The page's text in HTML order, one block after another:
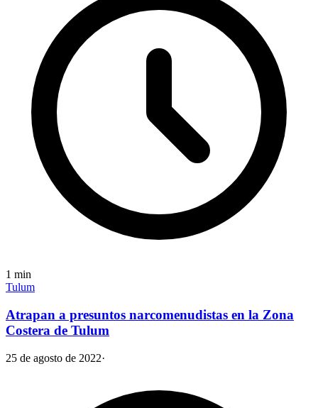
1 min
Tulum
Atrapan a presuntos narcomenudistas en la Zona
Costera de Tulum
25 de agosto de 2022·